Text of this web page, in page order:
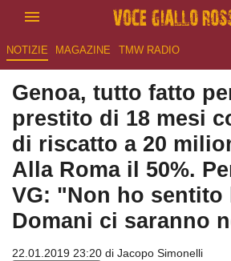
NOTIZIE MAGAZINE TMW RADIO
Genoa, tutto fatto
prestito di 18 mesi
di riscatto a 20
Alla Roma il 50%.
VG: "Non ho sentito
Domani ci saranno
22.01.2019 23:20 di Jacopo Simonelli